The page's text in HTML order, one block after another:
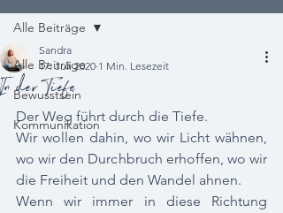
Alle Beiträge
Bewusstsein
Kommunikation
Alle Beiträge
In der Tiefe
Sandra
17. Juli 2020 1 Min. Lesezeit
Der Weg führt durch die Tiefe.
Wir wollen dahin, wo wir Licht wähnen,
wo wir den Durchbruch erhoffen, wo wir
die Freiheit und den Wandel ahnen.
Wenn wir immer in diese Richtung